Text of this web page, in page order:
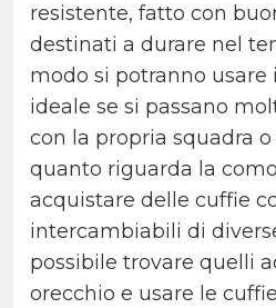
resistente, fatto con
destinati a durare nel
modo si potranno
ideale se si passano
con la propria squadra
quanto riguarda la
acquistare delle cuffie
intercambiabili di
possibile trovare quelli
orecchio e usare le